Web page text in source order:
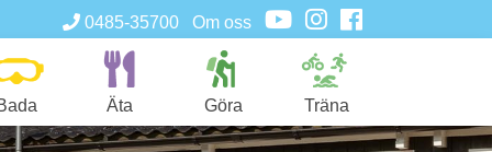
0485-35700 Om oss
Äta Göra Träna